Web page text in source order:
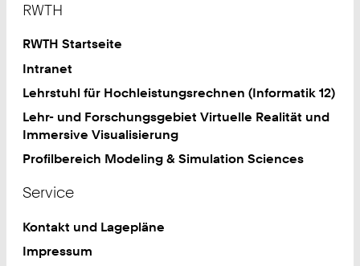
0
4
8
0
RWTH
RWTH Startseite
Intranet
Lehrstuhl für Hochleistungsrechnen (Informatik 12)
Lehr- und Forschungsgebiet Virtuelle Realität und
Immersive Visualisierung
Profilbereich Modeling & Simulation Sciences
Service
Kontakt und Lagepläne
Impressum